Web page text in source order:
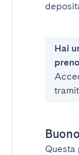
Hai
Questa